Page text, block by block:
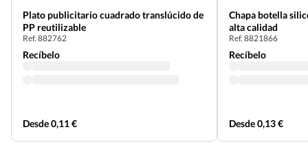
Plato publicitario cuadrado translúcido de
PP reutilizable
Ref. 882762
Recíbelo
Desde 0,11 €
Chapa botella
alta calidad
Ref. 8821866
Recíbelo
Desde 0,13 €